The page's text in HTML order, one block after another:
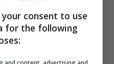
le imprese
diminuisce nella
nelle
consent to use
for the following